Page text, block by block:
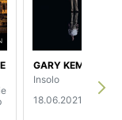
GARY KEMP
Insolo
18.06.2021